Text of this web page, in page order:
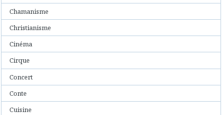
Chamanisme
Christianisme
Cinéma
Cirque
Concert
Conte
Cuisine